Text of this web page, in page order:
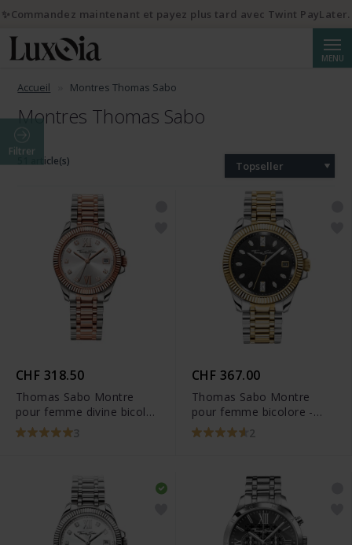
MENU
Accueil Montres Thomas Sabo
Montres Thomas Sabo
Filtrer
51 article(s) Topseller
CHF 318.50
Thomas Sabo Montre
pour femme divine bicolor
- WA0219-272-201
3
CHF 367.00
Thomas Sabo Montre
pour femme bicolore -
WA0370-291-203
2
✨Commandez maintenant et payez plus tard avec Twint PayLater.